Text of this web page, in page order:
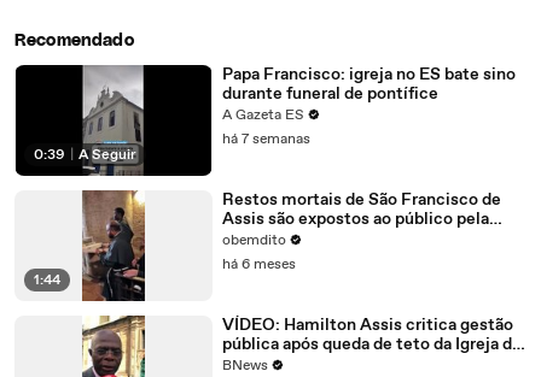
Recomendado
0:39 A Seguir
Papa Francisco: igreja no ES bate sino
durante funeral de pontífice
A Gazeta ES
há 7 semanas
1:44
Restos mortais de São Francisco de
Assis são expostos ao público pela
primeira vez
obemdito
há 6 meses
VÍDEO: Hamilton Assis critica gestão
pública após queda de teto da Igreja de
São Francisco de Assis
BNews